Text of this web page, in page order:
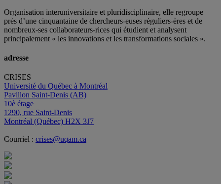
Organisation interuniversitaire et pluridisciplinaire, elle regroupe
près d’une cinquantaine de chercheurs-euses réguliers-ères et de
nombreux-ses collaborateurs-rices qui étudient et analysent
principalement « les innovations et les transformations sociales ».
adresse
CRISES
Université du Québec à Montréal
Pavillon Saint-Denis (AB)
10è étage
1290, rue Saint-Denis
Montréal (Québec) H2X 3J7
Courriel : crises@uqam.ca